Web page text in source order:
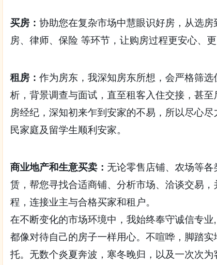
买房： 协助您在复杂市场中慧眼识好房，从选
房、律师、保险 等环节，让购房过程更安心、
租房： 作为房东，我深知房东所想，会严格筛
析，背景调查与面试，直至租客入住交接，甚
房经纪，深知初来乍到安家的不易，所以尽心
民家庭及留学生顺利安家。
商业地产和生意买卖： 无论零售店铺、农场等
赁，帮您寻找合适商铺、分析市场、洽谈交易
程，连接业主与合格买家和租户。
在不断变化的市场环境中，我始终奉守诚信专
都像对待自己的房子一样用心。不喧哗，脚踏
托。无数个炎夏奔波，寒冬晚归，以及一次次